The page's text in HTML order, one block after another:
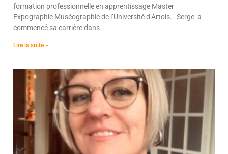
formation professionnelle en apprentissage Master
Expographie Muséographie de l’Université d’Artois. Serge a
commencé sa carrière dans
Lire la suite »